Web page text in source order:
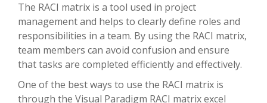
The RACI matrix is a tool used in project
management and helps to clearly define roles and
responsibilities in a team. By using the RACI matrix,
team members can avoid confusion and ensure
that tasks are completed efficiently and effectively.
One of the best ways to use the RACI matrix is
through the Visual Paradigm RACI matrix excel